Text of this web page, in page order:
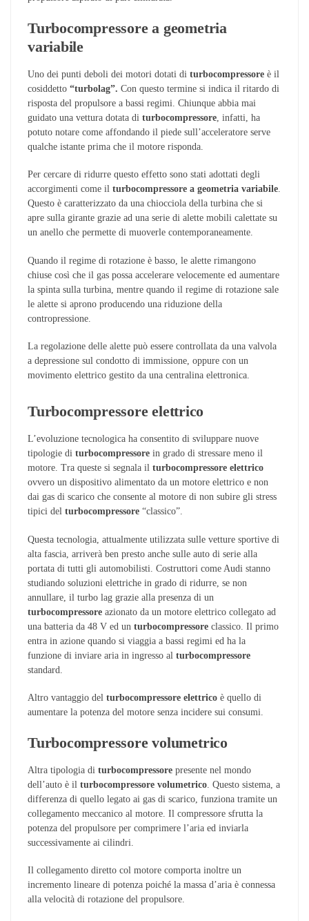
Turbocompressore a geometria
variabile
Uno dei punti deboli dei motori dotati di turbocompressore è il
cosiddetto “turbolag”. Con questo termine si indica il ritardo di
risposta del propulsore a bassi regimi. Chiunque abbia mai
guidato una vettura dotata di turbocompressore , infatti, ha
potuto notare come affondando il piede sull’acceleratore serve
qualche istante prima che il motore risponda.
Per cercare di ridurre questo effetto sono stati adottati degli
accorgimenti come il turbocompressore a geometria variabile.
Questo è caratterizzato da una chiocciola della turbina che si
apre sulla girante grazie ad una serie di alette mobili calettate su
un anello che permette di muoverle contemporaneamente.
Quando il regime di rotazione è basso, le alette rimangono
chiuse così che il gas possa accelerare velocemente ed aumentare
la spinta sulla turbina, mentre quando il regime di rotazione sale
le alette si aprono producendo una riduzione della
contropressione.
La regolazione delle alette può essere controllata da una valvola
a depressione sul condotto di immissione, oppure con un
movimento elettrico gestito da una centralina elettronica.
Turbocompressore elettrico
L’evoluzione tecnologica ha consentito di sviluppare nuove
tipologie di turbocompressore in grado di stressare meno il
motore. Tra queste si segnala il turbocompressore elettrico
ovvero un dispositivo alimentato da un motore elettrico e non
dai gas di scarico che consente al motore di non subire gli stress
tipici del turbocompressore “classico”.
Questa tecnologia, attualmente utilizzata sulle vetture sportive di
alta fascia, arriverà ben presto anche sulle auto di serie alla
portata di tutti gli automobilisti. Costruttori come Audi stanno
studiando soluzioni elettriche in grado di ridurre, se non
annullare, il turbo lag grazie alla presenza di un
turbocompressore azionato da un motore elettrico collegato ad
una batteria da 48 V ed un turbocompressore classico. Il primo
entra in azione quando si viaggia a bassi regimi ed ha la
funzione di inviare aria in ingresso al turbocompressore
standard.
Altro vantaggio del turbocompressore elettrico è quello di
aumentare la potenza del motore senza incidere sui consumi.
Turbocompressore volumetrico
Altra tipologia di turbocompressore presente nel mondo
dell’auto è il turbocompressore volumetrico . Questo sistema, a
differenza di quello legato ai gas di scarico, funziona tramite un
collegamento meccanico al motore. Il compressore sfrutta la
potenza del propulsore per comprimere l’aria ed inviarla
successivamente ai cilindri.
Il collegamento diretto col motore comporta inoltre un
incremento lineare di potenza poiché la massa d’aria è connessa
alla velocità di rotazione del propulsore.